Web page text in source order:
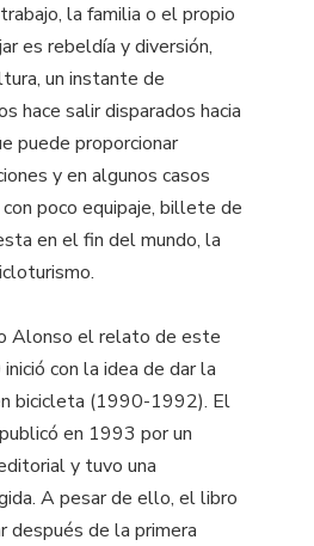
la familia o el propio
es rebeldía y diversión,
un instante de
hace salir disparados hacia
puede proporcionar
y en algunos casos
con poco equipaje, billete de
en el fin del mundo, la
Alonso el relato de este
con la idea de dar la
bicicleta (1990-1992). El
en 1993 por un
y tuvo una
A pesar de ello, el libro
después de la primera